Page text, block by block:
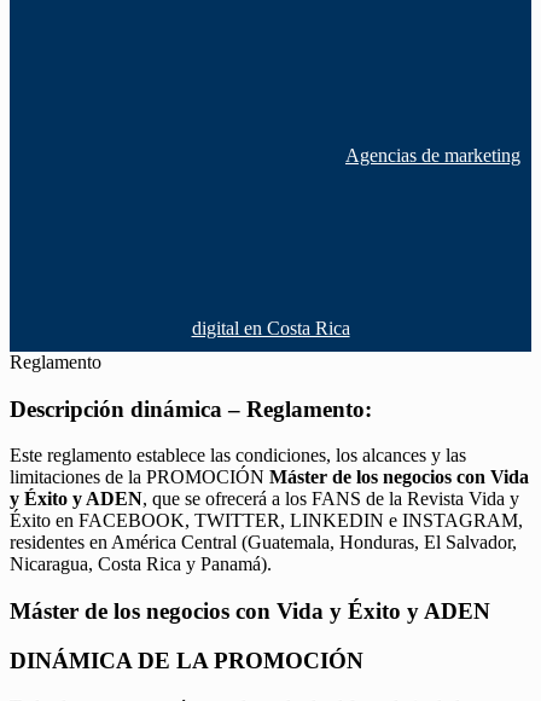
Agencias de marketing
digital en Costa Rica
Reglamento
Descripción dinámica – Reglamento:
Este reglamento establece las condiciones, los alcances y las
limitaciones de la PROMOCIÓN Máster de los negocios con Vida
y Éxito y ADEN, que se ofrecerá a los FANS de la Revista Vida y
Éxito en FACEBOOK, TWITTER, LINKEDIN e INSTAGRAM,
residentes en América Central (Guatemala, Honduras, El Salvador,
Nicaragua, Costa Rica y Panamá).
Máster de los negocios con Vida y Éxito y ADEN
DINÁMICA DE LA PROMOCIÓN